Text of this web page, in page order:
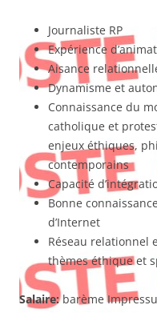
Journaliste RP
Expérience
Aisance
Dynamisme et
Connaissance du
catholique et
enjeux éthiques,
contemporains
Capacité
Bonne
d’Internet
Réseau relationnel
thèmes éthique et
Salaire:barème